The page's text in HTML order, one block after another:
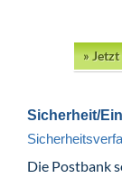
»
Sicherheit/
Die Postbank